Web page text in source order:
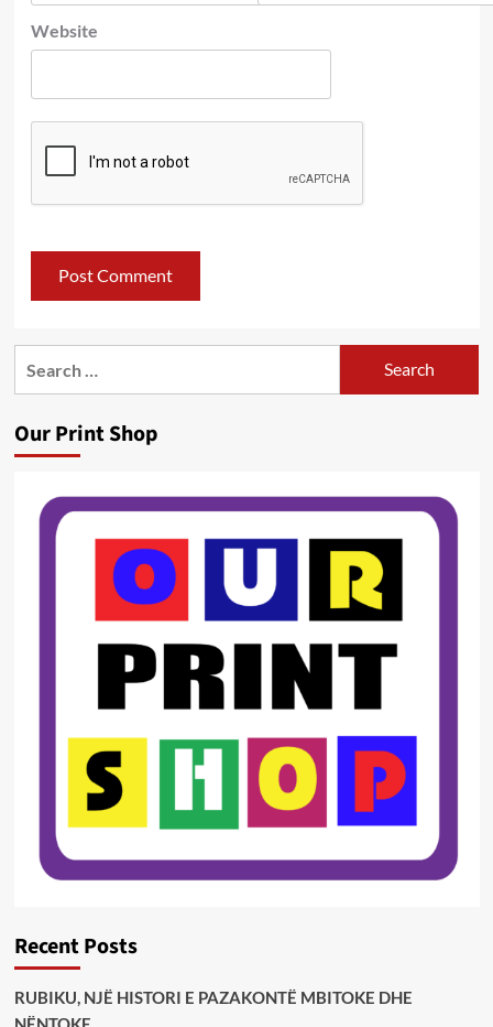
Website
Our Print Shop
Recent Posts
RUBIKU, NJË HISTORI E PAZAKONTË MBITOKE DHE